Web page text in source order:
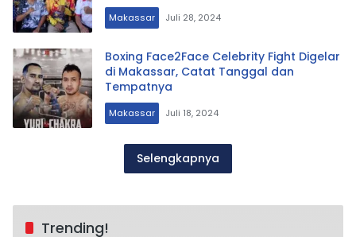
Makassar Juli 28, 2024
Boxing Face2Face Celebrity Fight Digelar
di Makassar, Catat Tanggal dan
Tempatnya
Makassar Juli 18, 2024
Selengkapnya
Trending!